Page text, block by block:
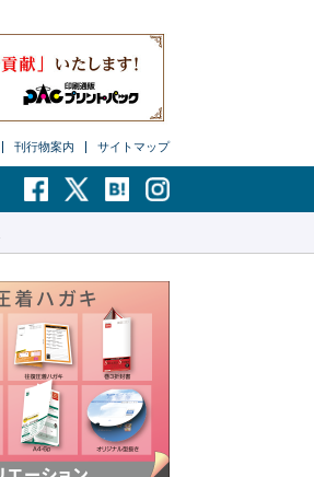
刊行物案内 サイトマップ